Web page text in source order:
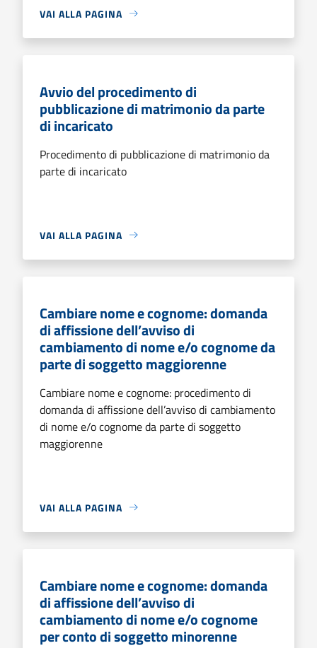
VAI ALLA PAGINA
Avvio del procedimento di
pubblicazione di matrimonio da parte
di incaricato
Procedimento di pubblicazione di matrimonio da
parte di incaricato
VAI ALLA PAGINA
Cambiare nome e cognome: domanda
di affissione dell’avviso di
cambiamento di nome e/o cognome da
parte di soggetto maggiorenne
Cambiare nome e cognome: procedimento di
domanda di affissione dell’avviso di cambiamento
di nome e/o cognome da parte di soggetto
maggiorenne
VAI ALLA PAGINA
Cambiare nome e cognome: domanda
di affissione dell’avviso di
cambiamento di nome e/o cognome
per conto di soggetto minorenne